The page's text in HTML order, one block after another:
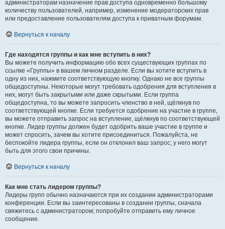
администраторам назначение прав доступа одновременно большому
количеству пользователей, например, изменение модераторских прав
или предоставление пользователям доступа к приватным форумам.
Вернуться к началу
Где находятся группы и как мне вступить в них?
Вы можете получить информацию обо всех существующих группах по
ссылке «Группы» в вашем личном разделе. Если вы хотите вступить в
одну из них, нажмите соответствующую кнопку. Однако не все группы
общедоступны. Некоторые могут требовать одобрения для вступления в
них, могут быть закрытыми или даже скрытыми. Если группа
общедоступна, то вы можете запросить членство в ней, щёлкнув по
соответствующей кнопке. Если требуется одобрение на участие в группе,
вы можете отправить запрос на вступление, щёлкнув по соответствующей
кнопке. Лидер группы должен будет одобрить ваше участие в группе и
может спросить, зачем вы хотите присоединиться. Пожалуйста, не
беспокойте лидера группы, если он отклонил ваш запрос; у него могут
быть для этого свои причины.
Вернуться к началу
Как мне стать лидером группы?
Лидеры групп обычно назначаются при их создании администраторами
конференции. Если вы заинтересованы в создании группы, сначала
свяжитесь с администратором; попробуйте отправить ему личное
сообщение.